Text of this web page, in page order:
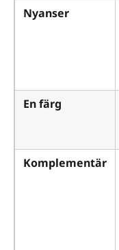
Nyanser
En färg
Komplementär